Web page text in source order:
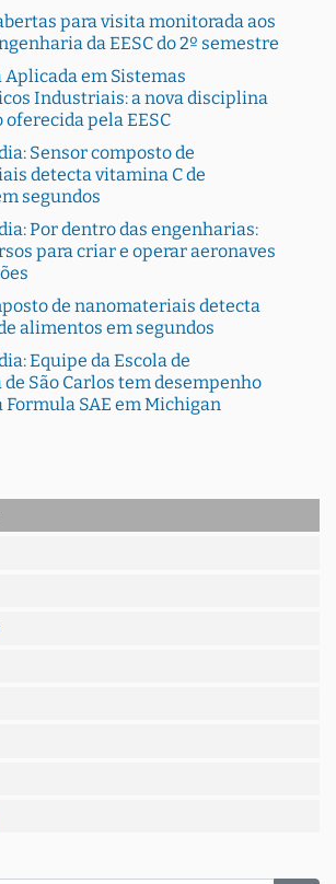
para visita monitorada aos
da EESC do 2º semestre
em Sistemas
Industriais: a nova disciplina
oferecida pela EESC
Sensor composto de
detecta vitamina C de
segundos
Por dentro das engenharias:
para criar e operar aeronaves
de nanomateriais detecta
alimentos em segundos
Equipe da Escola de
São Carlos tem desempenho
SAE em Michigan